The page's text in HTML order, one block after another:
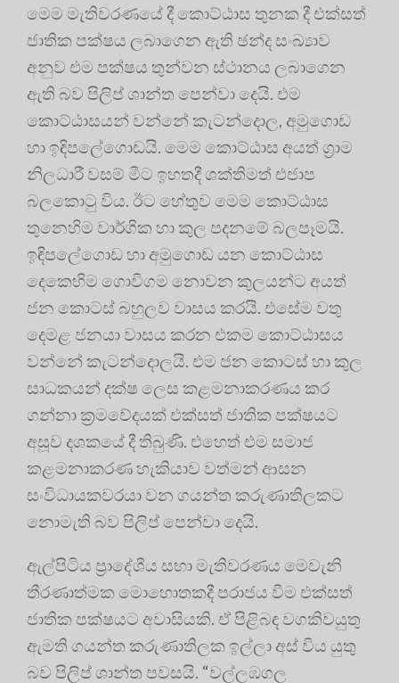
මෙම මැතිවරණයේ දී කොට්ඨාස තුනක දී එක්සත්
ජාතික පක්ෂය ලබාගෙන ඇති ඡන්ද සංඛ්‍යාව
අනුව එම පක්ෂය තුන්වන ස්ථානය ලබාගෙන
ඇති බව පිලිප් ශාන්ත පෙන්වා දෙයි. එම
කොට්ඨාසයන් වන්නේ කැටන්දොල, අමුගොඩ
හා ඉඳිපලේගොඩයි. මෙම කොට්ඨාස අයත් ග්‍රාම
නිලධාරී වසම් මීට ඉහතදී ශක්තිමත් එජාප
බලකොටු විය. ඊට හේතුව මෙම කොට්ඨාස
තුනෙහිම වාර්ගික හා කුල පදනමේ බලපෑමයි.
ඉඳිපලේගොඩ හා අමුගොඩ යන කොට්ඨාස
දෙකෙහිම ගොවිගම නොවන කුලයන්ට අයත්
ජන කොටස් බහුලව වාසය කරයි. එසේම වතු
දෙමළ ජනයා වාසය කරන එකම කොට්ඨාසය
වන්නේ කැටන්දොලයි. එම ජන කොටස් හා කුල
සාධකයන් දක්ෂ ලෙස කළමනාකරණය කර
ගන්නා ක්‍රමවේදයක් එක්සත් ජාතික පක්ෂයට
අසූව දශකයේ දී තිබුණි. එහෙත් එම සමාජ
කළමනාකරණ හැකියාව වත්මන් ආසන
සංවිධායකවරයා වන ගයන්ත කරුණාතිලකට
නොමැති බව පිලිප් පෙන්වා දෙයි.
ඇල්පිටිය ප්‍රාදේශීය සභා මැතිවරණය මෙවැනි
තීරණාත්මක මොහොතකදී පරාජය වීම එක්සත්
ජාතික පක්ෂයට අවාසියකි. ඒ පිළිබඳ වගකිවයුතු
ඇමති ගයන්ත කරුණාතිලක ඉල්ලා අස් විය යුතු
බව පිලිප් ශාන්ත පවසයි. “වල්ලඹගල